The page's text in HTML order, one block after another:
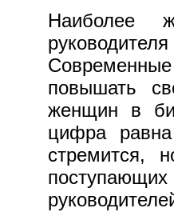
Наиболее
повышать
женщин в
цифра
стремится,